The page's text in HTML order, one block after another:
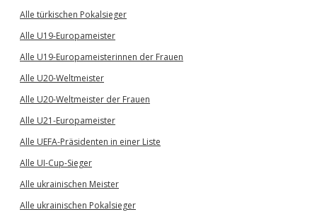
Alle türkischen Pokalsieger
Alle U19-Europameister
Alle U19-Europameisterinnen der Frauen
Alle U20-Weltmeister
Alle U20-Weltmeister der Frauen
Alle U21-Europameister
Alle UEFA-Präsidenten in einer Liste
Alle UI-Cup-Sieger
Alle ukrainischen Meister
Alle ukrainischen Pokalsieger